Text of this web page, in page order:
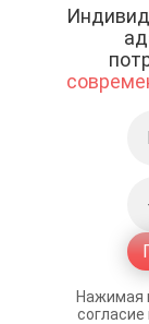
Нажимая
согласие